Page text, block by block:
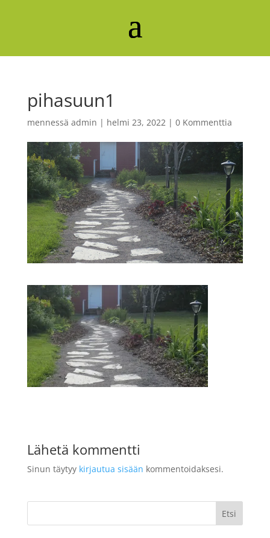
pihasuun1
mennessä admin | helmi 23, 2022| 0 Kommenttia
Lähetä kommentti
Sinun täytyy kirjautua sisään kommentoidaksesi.
Etsi